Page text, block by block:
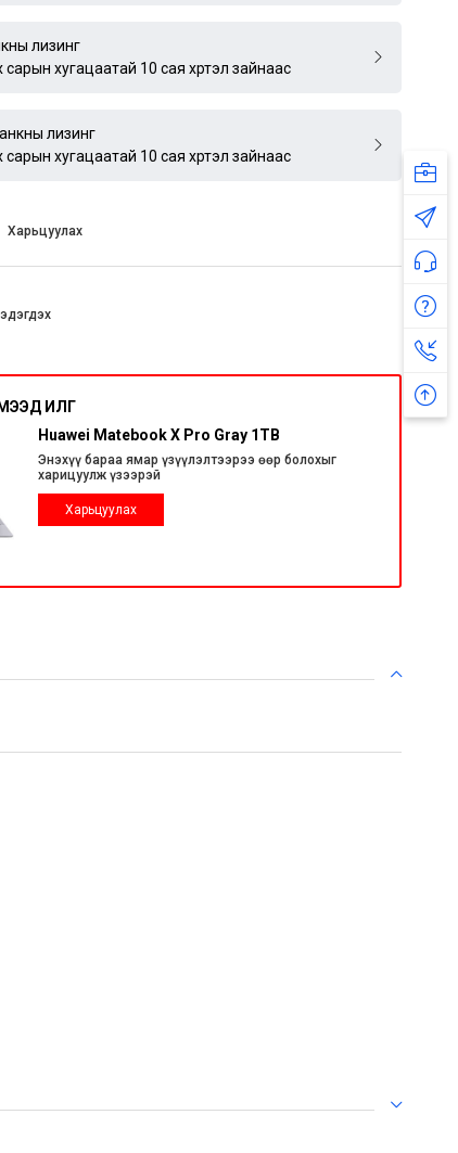
лизинг
сарын хугацаатай 10 сая хүртэл зайнаас
лизинг
сарын хугацаатай 10 сая хүртэл зайнаас
Харьцуулах
ИЛҮҮГ
Huawei Matebook X Pro Gray 1TB
Энэхүү бараа ямар үзүүлэлтээрээ өөр болохыг
харицуулж үзээрэй
Харьцуулах